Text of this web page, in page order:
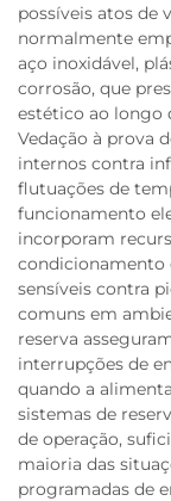
possíveis atos de
normalmente
aço inoxidável,
corrosão, que
estético ao longo
Vedação à prova
internos contra
flutuações de
funcionamento
incorporam
condicionamento
sensíveis contra
comuns em
reserva
interrupções de
quando a
sistemas de
de operação,
maioria das
programadas de